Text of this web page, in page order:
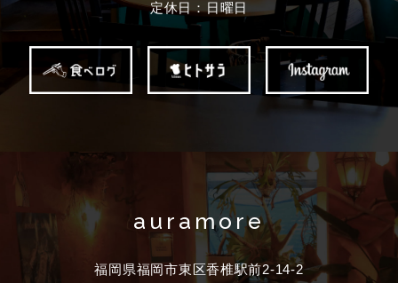
定休日：日曜日
auramore
福岡県福岡市東区香椎駅前2-14-2